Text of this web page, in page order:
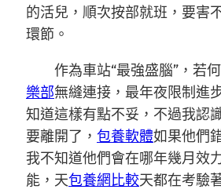
的活兒，順次按部就班，要害
環節。
作為車站“最強盛腦”，若何
樂部無縫連接，最年夜限制進
知道這樣有點不妥，不過我認
要離開了， 包養軟體如果他們
我不知道他們會在哪年幾月效
能，天包養網比較天都在考驗